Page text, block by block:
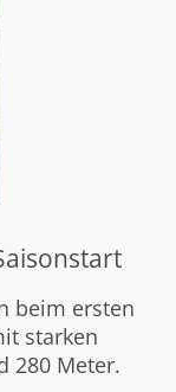
beim ersten
starken
280 Meter.